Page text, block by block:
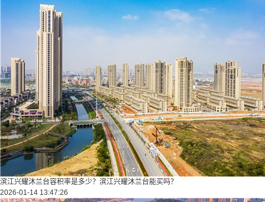
滨江兴耀沐兰台容积率是多少？滨江兴耀沐兰台能买吗？
2026-01-14 13:47:26